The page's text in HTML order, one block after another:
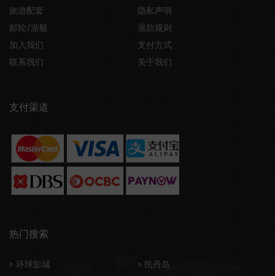
旅游配套
隐私声明
邮轮/游艇
退款规则
加入我们
支付方式
联系我们
关于我们
支付渠道
热门搜索
> 环球影城 > 民丹岛